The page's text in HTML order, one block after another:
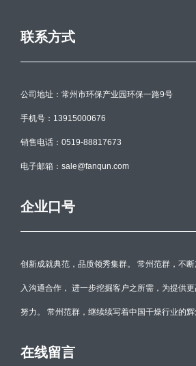
联系方式
公司地址：常州市环保产业园环保一路9号
手机号：13915000676
销售电话：0519-88817673
电子邮箱：sale@fanqun.com
企业口号
创新成就典范，品质领秀集群。 常州范群，不
入沟通合作， 进一步挖掘客户之所需，为提供
努力。 常州范群，继续续写着中国干燥行业的辉
在线留言